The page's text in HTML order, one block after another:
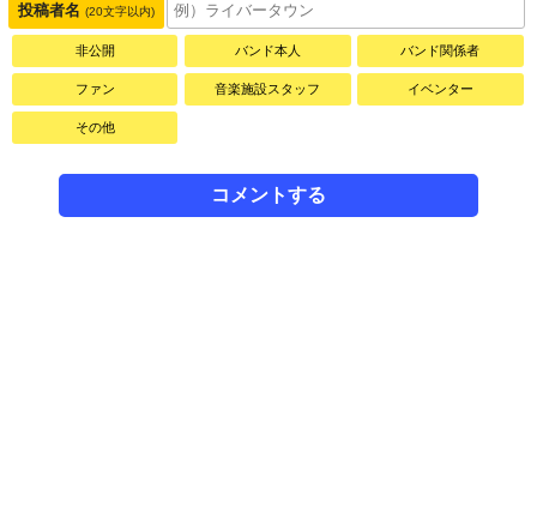
投稿者名 (20文字以内)
非公開 バンド本人 バンド関係者
ファン 音楽施設スタッフ イベンター
その他
コメントする